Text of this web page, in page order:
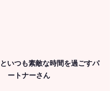
いつも素敵な時間を過ごすパ
ートナーさん